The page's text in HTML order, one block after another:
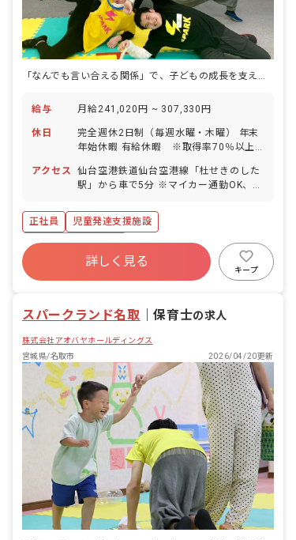
給与 月給241,020円 ~ 307,330円
休日
完全週休2日制（毎週水曜・木曜） 年末
年始休暇 有給休暇 ※取得率70％以上
暇 産前産後・育児休暇 ※取得率
100％、復帰率80％ 介護・看護休暇
アクセス
仙台空港鉄道仙台空港線「杜せきのした
駅」から車で5分 ※マイカー通勤OK、無
正社員
児童発達支援施設
ボーナス・賞与あり
寮・住宅・家賃補助あり
社会保険完備
昇給昇進あり
詳しく見る
キープ
スパークランド名取 ｜保育士の求人
株式会社アオバヤホールディングス
宮城県/名取市
2026/04/20更新